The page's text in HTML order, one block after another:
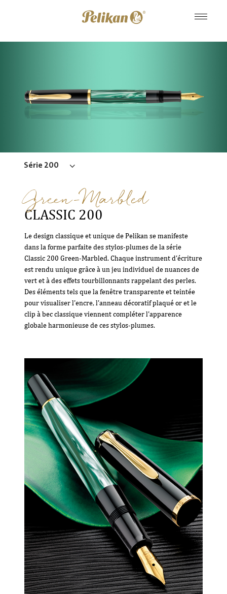
Green-Marbled
CLASSIC 200
Le design classique et unique de Pelikan se manifeste
dans la forme parfaite des stylos-plumes de la série
Classic 200 Green-Marbled. Chaque instrument d'écriture
est rendu unique grâce à un jeu individuel de nuances de
vert et à des effets tourbillonnants rappelant des perles.
Des éléments tels que la fenêtre transparente et teintée
pour visualiser l'encre, l'anneau décoratif plaqué or et le
clip à bec classique viennent compléter l'apparence
globale harmonieuse de ces stylos-plumes.
Série 200